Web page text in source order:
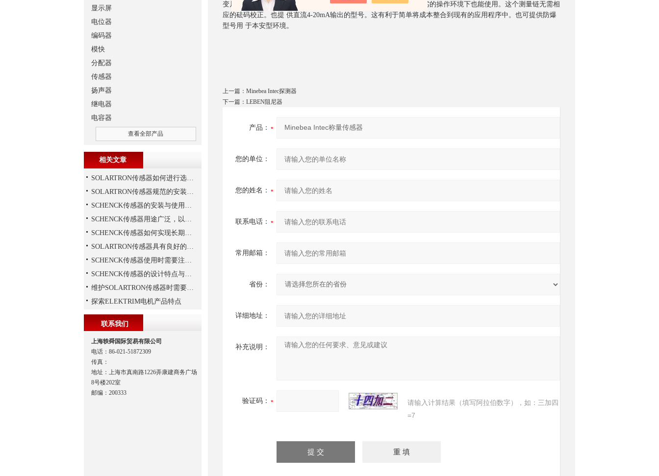
变片技术。密封焊接外壳和特殊的 TPE电缆允许测量单元即使在恶劣的操作环境下也能使用。这个测量链无需相
应的砝码校正。也提 供直流4-20mA输出的型号。这有利于简单将成本整合到现有的应用程序中。也可提供防爆
型号用 于本安型环境。
上一篇： Minebea Intec探测器
下一篇： LEBEN阻尼器
产品：
您的单位：
您的姓名：
联系电话：
常用邮箱：
省份：
详细地址：
补充说明：
验证码：
请输入计算结果（填写阿拉伯数字），如：三加四
=7
显示屏
电位器
编码器
模快
分配器
传感器
扬声器
继电器
电容器
查看全部产品
相关文章
SOLARTRON传感器如何进行选择？
SOLARTRON传感器规范的安装技巧
SCHENCK传感器的安装与使用建议
SCHENCK传感器用途广泛，以下是一些常见的应用领域
SCHENCK传感器如何实现长期稳定性？
SOLARTRON传感器具有良好的稳定性和反应速度
SCHENCK传感器使用时需要注意这些
SCHENCK传感器的设计特点与优势
维护SOLARTRON传感器时需要注意以下技巧
探索ELEKTRIM电机产品特点
联系我们
上海轶舜国际贸易有限公司
电话：86-021-51872309
传真：
地址：上海市真南路1226弄康建商务广场
8号楼202室
邮编：200333